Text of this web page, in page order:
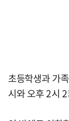
초등학생과 가
시와 오후 2시